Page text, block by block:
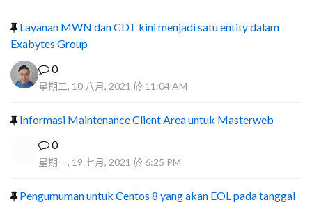
Layanan MWN dan CDT kini menjadi satu entity dalam
Exabytes Group
0
星期二, 10 八月, 2021 於 11:04 AM
Informasi Maintenance Client Area untuk Masterweb
0
星期一, 19 七月, 2021 於 6:25 PM
Pengumuman untuk Centos 8 yang akan EOL pada tanggal